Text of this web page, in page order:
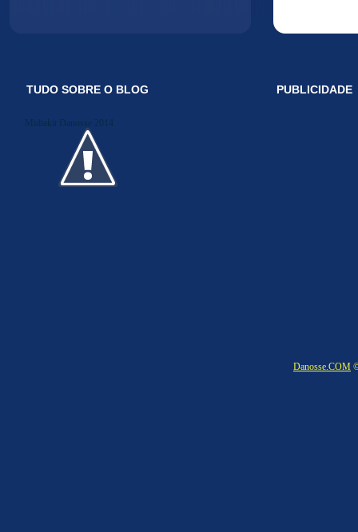
TUDO SOBRE O BLOG
Midiakit Danosse 2014
PUBLICIDADE
Danosse.COM